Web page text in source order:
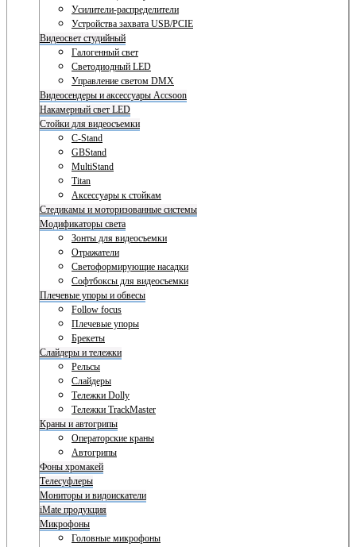
Усилители-распределители
Устройства захвата USB/PCIE
Видеосвет студийный
Галогенный свет
Светодиодный LED
Управление светом DMX
Видеосендеры и аксессуары Accsoon
Накамерный свет LED
Стойки для видеосъемки
C-Stand
GBStand
MultiStand
Titan
Аксессуары к стойкам
Стедикамы и моторизованные системы
Модификаторы света
Зонты для видеосъемки
Отражатели
Светоформирующие насадки
Софтбоксы для видеосъемки
Плечевые упоры и обвесы
Follow focus
Плечевые упоры
Брекеты
Слайдеры и тележки
Рельсы
Слайдеры
Тележки Dolly
Тележки TrackMaster
Краны и автогрипы
Операторские краны
Автогрипы
Фоны хромакей
Телесуфлеры
Мониторы и видоискатели
iMate продукция
Микрофоны
Головные микрофоны